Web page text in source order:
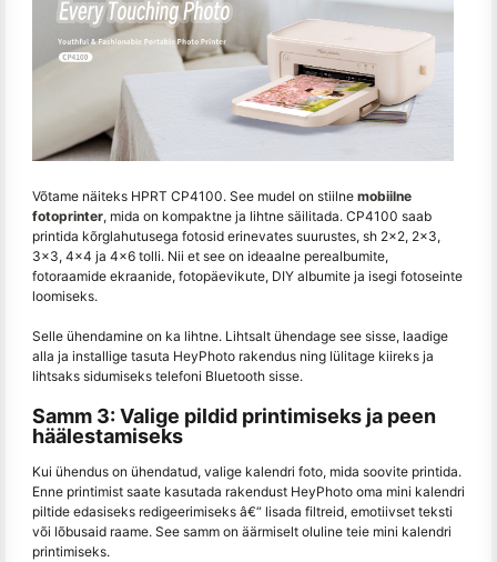
Võtame näiteks HPRT CP4100. See mudel on stiilne mobiilne
fotoprinter, mida on kompaktne ja lihtne säilitada. CP4100 saab
printida kõrglahutusega fotosid erinevates suurustes, sh 2x2, 2x3,
3x3, 4x4 ja 4x6 tolli. Nii et see on ideaalne perealbumite,
fotoraamide ekraanide, fotopäevikute, DIY albumite ja isegi fotoseinte
loomiseks.
Selle ühendamine on ka lihtne. Lihtsalt ühendage see sisse, laadige
alla ja installige tasuta HeyPhoto rakendus ning lülitage kiireks ja
lihtsaks sidumiseks telefoni Bluetooth sisse.
Samm 3: Valige pildid printimiseks ja peen
häälestamiseks
Kui ühendus on ühendatud, valige kalendri foto, mida soovite printida.
Enne printimist saate kasutada rakendust HeyPhoto oma mini kalendri
piltide edasiseks redigeerimiseks â€“ lisada filtreid, emotiivset teksti
või lõbusaid raame. See samm on äärmiselt oluline teie mini kalendri
printimiseks.